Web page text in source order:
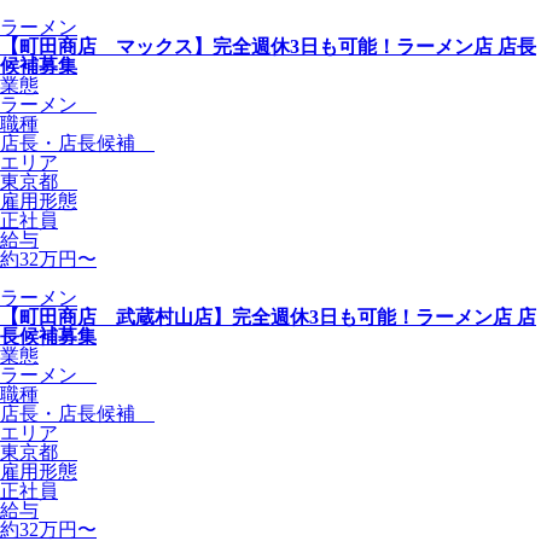
ラーメン
【町田商店 マックス】完全週休3日も可能！ラーメン店 店長
候補募集
業態
ラーメン
職種
店長・店長候補
エリア
東京都
雇用形態
正社員
給与
約32万円〜
ラーメン
【町田商店 武蔵村山店】完全週休3日も可能！ラーメン店 店
長候補募集
業態
ラーメン
職種
店長・店長候補
エリア
東京都
雇用形態
正社員
給与
約32万円〜